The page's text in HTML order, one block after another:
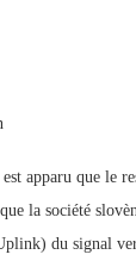
apparu que le
la société
du signal